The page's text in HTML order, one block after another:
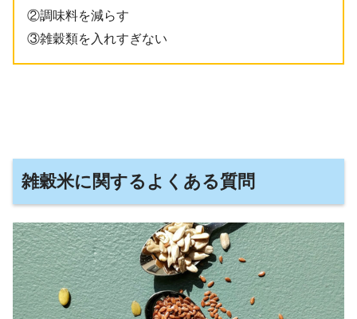
②調味料を減らす
③雑穀類を入れすぎない
雑穀米に関するよくある質問